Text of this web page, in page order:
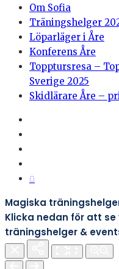
Om Sofia
Träningshelger
Löparläger i Åre
Konferens Åre
Topptursresa –
Sverige 2025
Skidlärare Åre –
0
Magiska
Klicka nedan för att
träningshelger &